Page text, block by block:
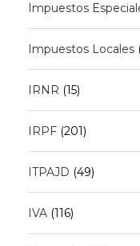
Impuestos
Impuestos Locales
IRNR (15)
IRPF (201)
ITPAJD (49)
IVA (116)